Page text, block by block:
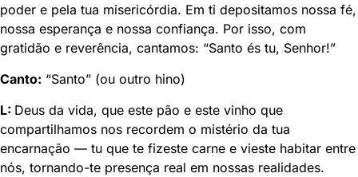
poder e pela tua misericórdia. Em ti depositamos nossa fé,
nossa esperança e nossa confiança. Por isso, com
gratidão e reverência, cantamos: “Santo és tu, Senhor!”
Canto: “Santo” (ou outro hino)
L: Deus da vida, que este pão e este vinho que
compartilhamos nos recordem o mistério da tua
encarnação — tu que te fizeste carne e vieste habitar entre
nós, tornando-te presença real em nossas realidades.